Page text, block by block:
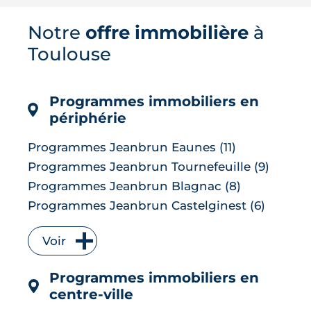
Toulouse et cadre de vie recherché.
Écoles, culture, sport, transports, prix
de l'immobilier et avis des habitants :
LIRE L'ARTICLE
Notre offre immobilière à
Toulouse
Programmes immobiliers en
périphérie
Programmes Jeanbrun Eaunes (11)
Programmes Jeanbrun Tournefeuille (9)
Programmes Jeanbrun Blagnac (8)
Programmes Jeanbrun Castelginest (6)
Programmes Jeanbrun L'Union (6)
Programmes Jeanbrun Quint-
Fonsegrives (6)
Programmes Jeanbrun Bruguières (5)
Programmes Jeanbrun Saint-Orens-de-
Voir
Programmes immobiliers en
centre-ville